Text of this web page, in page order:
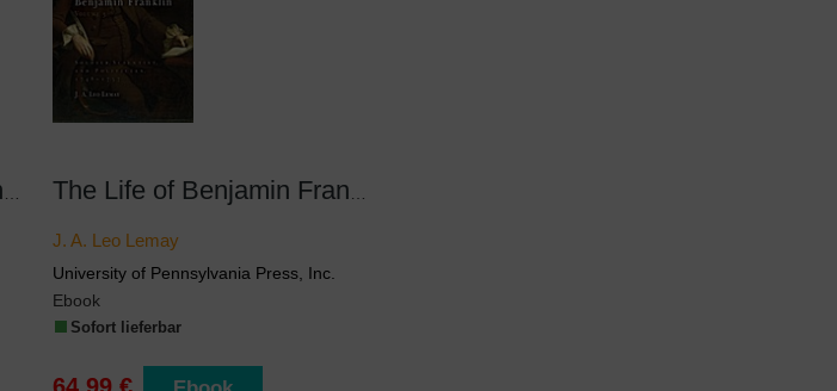
J. A. Leo Lemay
University of Pennsylvania Press, Inc.
Ebook
Sofort lieferbar